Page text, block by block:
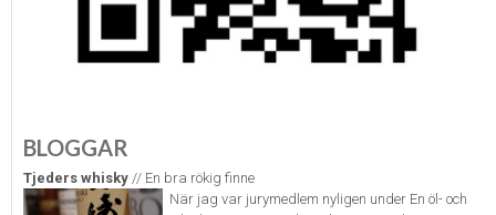
BLOGGAR
Tjeders whisky // En bra rökig finne
När jag var jurymedlem nyligen under En öl- och